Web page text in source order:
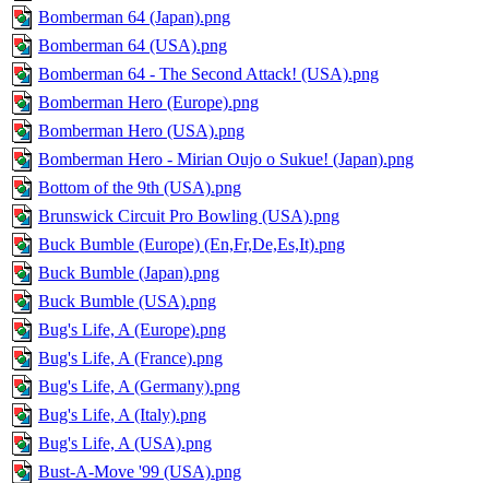
Bomberman 64 (Japan).png
Bomberman 64 (USA).png
Bomberman 64 - The Second Attack! (USA).png
Bomberman Hero (Europe).png
Bomberman Hero (USA).png
Bomberman Hero - Mirian Oujo o Sukue! (Japan).png
Bottom of the 9th (USA).png
Brunswick Circuit Pro Bowling (USA).png
Buck Bumble (Europe) (En,Fr,De,Es,It).png
Buck Bumble (Japan).png
Buck Bumble (USA).png
Bug's Life, A (Europe).png
Bug's Life, A (France).png
Bug's Life, A (Germany).png
Bug's Life, A (Italy).png
Bug's Life, A (USA).png
Bust-A-Move '99 (USA).png